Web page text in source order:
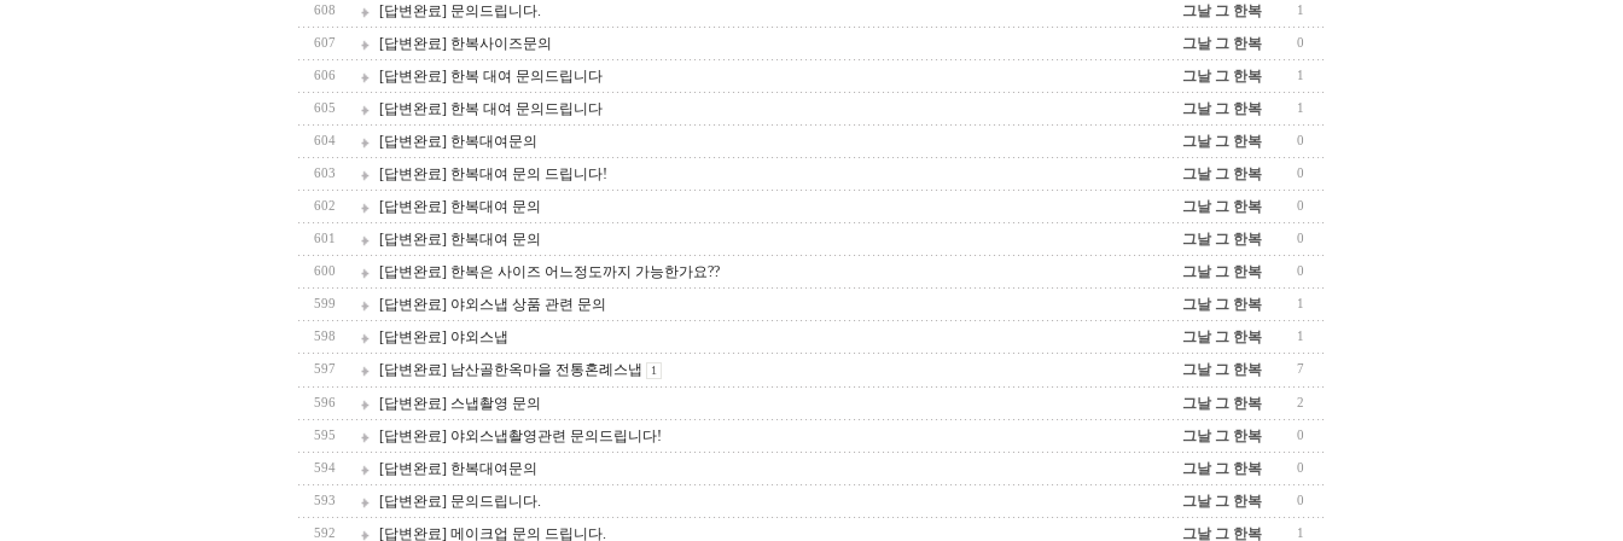
608 [답변완료] 문의드립니다. 그날 그 한복 1
607 [답변완료] 한복사이즈문의 그날 그 한복 0
606 [답변완료] 한복 대여 문의드립니다 그날 그 한복 1
605 [답변완료] 한복 대여 문의드립니다 그날 그 한복 1
604 [답변완료] 한복대여문의 그날 그 한복 0
603 [답변완료] 한복대여 문의 드립니다! 그날 그 한복 0
602 [답변완료] 한복대여 문의 그날 그 한복 0
601 [답변완료] 한복대여 문의 그날 그 한복 0
600 [답변완료] 한복은 사이즈 어느정도까지 가능한가요?? 그날 그 한복 0
599 [답변완료] 야외스냅 상품 관련 문의 그날 그 한복 1
598 [답변완료] 야외스냅 그날 그 한복 1
597 [답변완료] 남산골한옥마을 전통혼례스냅 1 그날 그 한복 7
596 [답변완료] 스냅촬영 문의 그날 그 한복 2
595 [답변완료] 야외스냅촬영관련 문의드립니다! 그날 그 한복 0
594 [답변완료] 한복대여문의 그날 그 한복 0
593 [답변완료] 문의드립니다. 그날 그 한복 0
592 [답변완료] 메이크업 문의 드립니다. 그날 그 한복 1